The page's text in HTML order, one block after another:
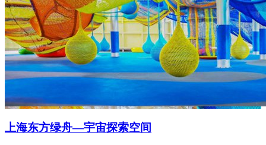
上海东方绿舟—宇宙探索空间